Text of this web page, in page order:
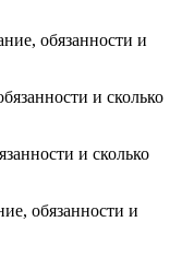
обязанности и
и сколько
и сколько
обязанности и